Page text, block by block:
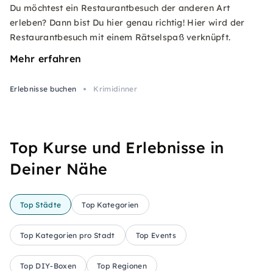
Du möchtest ein Restaurantbesuch der anderen Art
erleben? Dann bist Du hier genau richtig! Hier wird der
Restaurantbesuch mit einem Rätselspaß verknüpft.
Mehr erfahren
Erlebnisse buchen Krimidinner
Top Kurse und Erlebnisse in
Deiner Nähe
Top Städte Top Kategorien
Top Kategorien pro Stadt Top Events
Top DIY-Boxen Top Regionen